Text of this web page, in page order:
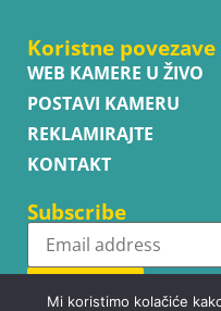
Koristne povezave
WEB KAMERE U ŽIVO
POSTAVI KAMERU
REKLAMIRAJTE
KONTAKT
Subscribe
Subscribe
Mi koristimo kolačiće